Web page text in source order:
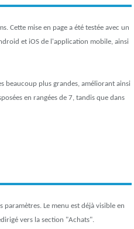
Cette mise en page a été testée avec un
et iOS de l'application mobile, ainsi
beaucoup plus grandes, améliorant ainsi
en rangées de 7, tandis que dans
Le menu est déjà visible en
vers la section "Achats".